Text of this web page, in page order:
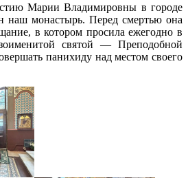
Марии Владимировны в городе
наш монастырь. Перед смертью она
в котором просила ежегодно в
святой — Преподобной
панихиду над местом своего